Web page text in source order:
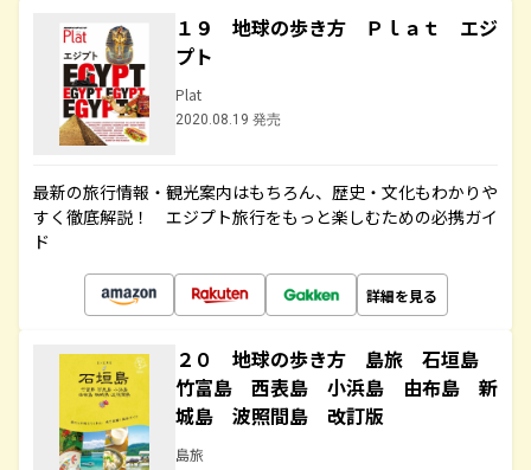
１９ 地球の歩き方 Ｐｌａｔ エジ
プト
Plat
2020.08.19 発売
最新の旅行情報・観光案内はもちろん、歴史・文化もわかりや
すく徹底解説！ エジプト旅行をもっと楽しむための必携ガイ
ド
詳細を見る
２０ 地球の歩き方 島旅 石垣島
竹富島 西表島 小浜島 由布島 新
城島 波照間島 改訂版
島旅